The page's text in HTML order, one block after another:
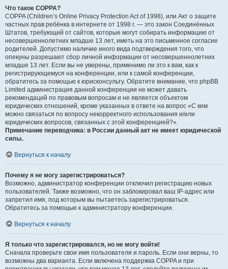
Что такое COPPA?
COPPA (Children’s Online Privacy Protection Act of 1998), или Акт о защите
частных прав ребёнка в интернете от 1998 г. — это закон Соединённых
Штатов, требующий от сайтов, которые могут собирать информацию от
несовершеннолетних младше 13 лет, иметь на это письменное согласие
родителей. Допустимо наличие иного вида подтверждения того, что
опекуны разрешают сбор личной информации от несовершеннолетних
младше 13 лет. Если вы не уверены, применимо ли это к вам, как к
регистрирующемуся на конференции, или к самой конференции,
обратитесь за помощью к юрисконсульту. Обратите внимание, что phpBB
Limited администрация данной конференции не может давать
рекомендаций по правовым вопросам и не является объектом
юридических отношений, кроме указанных в ответе на вопрос «С кем
можно связаться по вопросу некорректного использования и/или
юридических вопросов, связанных с этой конференцией?».
Примечание переводчика: в России данный акт не имеет юридической
силы..
Вернуться к началу
Почему я не могу зарегистрироваться?
Возможно, администратор конференции отключил регистрацию новых
пользователей. Также возможно, что он заблокировал ваш IP-адрес или
запретил имя, под которым вы пытаетесь зарегистрироваться.
Обратитесь за помощью к администратору конференции.
Вернуться к началу
Я только что зарегистрировался, но не могу войти!
Сначала проверьте свои имя пользователя и пароль. Если они верны, то
возможны два варианта. Если включена поддержка COPPA и при